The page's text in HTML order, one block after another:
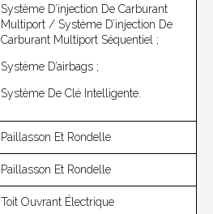
Système D’injection De Carburant
Multiport / Système D’injection De
Carburant Multiport Séquentiel ;
Système D’airbags ;
Système De Clé Intelligente.
Paillasson Et Rondelle
Paillasson Et Rondelle
Toit Ouvrant Électrique